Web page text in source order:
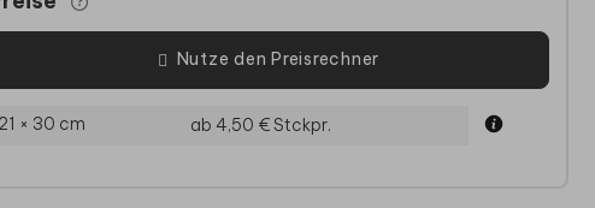
HOCHZEITSEINLADUNG MENÜKARTE
Nutze den Preisrechner
21 × 30 cm ab 4,50 €Stckpr.